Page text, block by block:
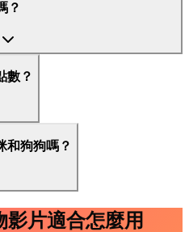
？
數？
和狗狗嗎？
影片適合怎麼用